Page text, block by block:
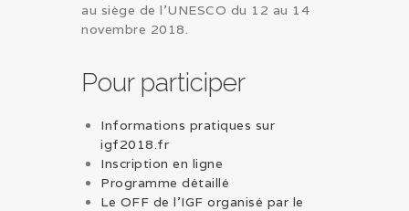
au siège de l’UNESCO du 12 au 14
novembre 2018.
Pour participer
Informations pratiques sur
igf2018.fr
Inscription en ligne
Programme détaillé
Le OFF de l’IGF organisé par le